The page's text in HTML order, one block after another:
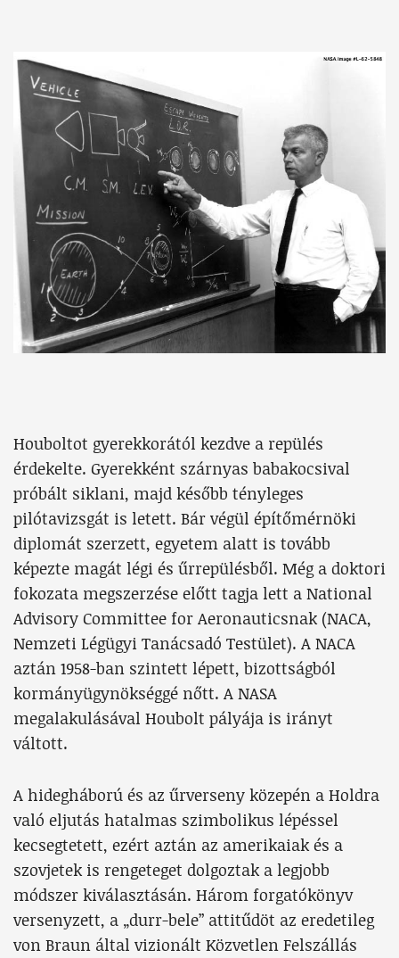
Houboltot gyerekkorától kezdve a repülés
érdekelte. Gyerekként szárnyas babakocsival
próbált siklani, majd később tényleges
pilótavizsgát is letett. Bár végül építőmérnöki
diplomát szerzett, egyetem alatt is tovább
képezte magát légi és űrrepülésből. Még a doktori
fokozata megszerzése előtt tagja lett a National
Advisory Committee for Aeronauticsnak (NACA,
Nemzeti Légügyi Tanácsadó Testület). A NACA
aztán 1958-ban szintett lépett, bizottságból
kormányügynökséggé nőtt. A NASA
megalakulásával Houbolt pályája is irányt
váltott.
A hidegháború és az űrverseny közepén a Holdra
való eljutás hatalmas szimbolikus lépéssel
kecsegtetett, ezért aztán az amerikaiak és a
szovjetek is rengeteget dolgoztak a legjobb
módszer kiválasztásán. Három forgatókönyv
versenyzett, a „durr-bele” attitűdöt az eredetileg
von Braun által vizionált Közvetlen Felszállás